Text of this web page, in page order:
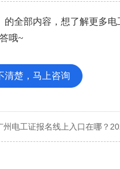
的全部内容，想了解更多
哦~
清楚，马上咨询
州电工证报名线上入口在哪？